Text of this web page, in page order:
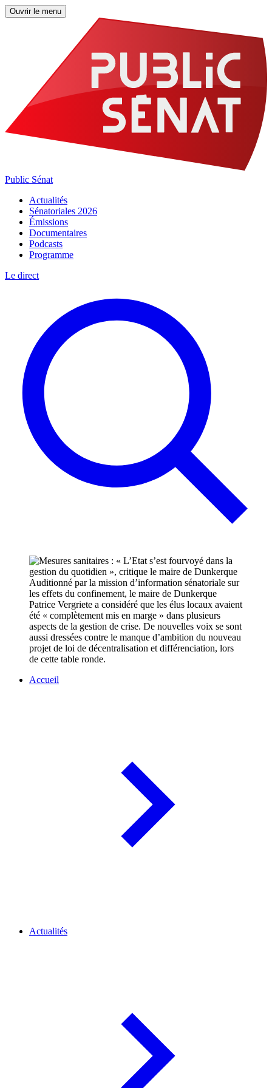
Ouvrir le menu
Public Sénat
Actualités
Sénatoriales 2026
Émissions
Documentaires
Podcasts
Programme
Le direct
Auditionné par la mission d’information sénatoriale sur
les effets du confinement, le maire de Dunkerque
Patrice Vergriete a considéré que les élus locaux avaient
été « complètement mis en marge » dans plusieurs
aspects de la gestion de crise. De nouvelles voix se sont
aussi dressées contre le manque d’ambition du nouveau
projet de loi de décentralisation et différenciation, lors
de cette table ronde.
Accueil
Actualités